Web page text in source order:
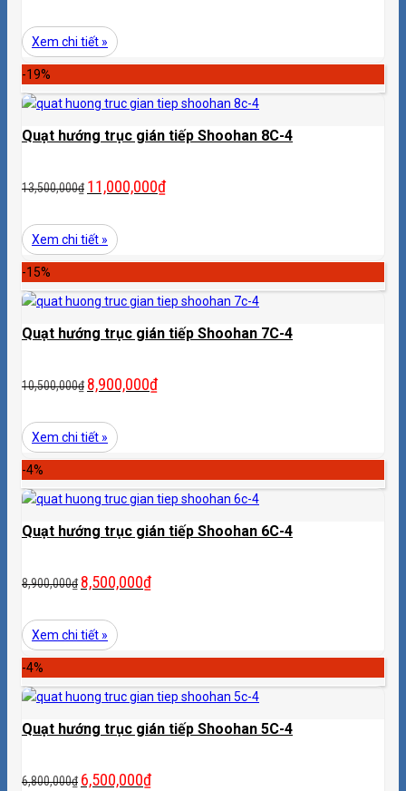
Xem chi tiết »
-19%
Quạt hướng trục gián tiếp Shoohan 8C-4
13,500,000₫ 11,000,000₫
Xem chi tiết »
-15%
Quạt hướng trục gián tiếp Shoohan 7C-4
10,500,000₫ 8,900,000₫
Xem chi tiết »
-4%
Quạt hướng trục gián tiếp Shoohan 6C-4
8,900,000₫ 8,500,000₫
Xem chi tiết »
-4%
Quạt hướng trục gián tiếp Shoohan 5C-4
6,800,000₫ 6,500,000₫